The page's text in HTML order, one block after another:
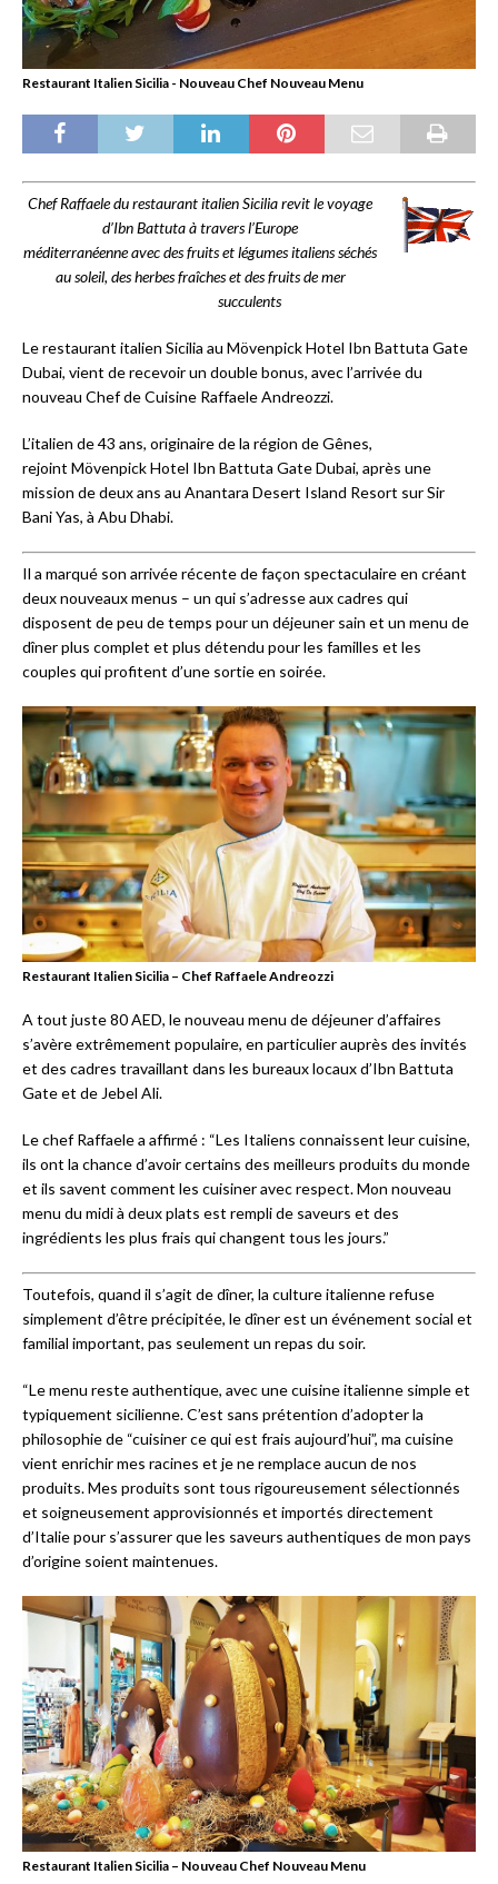
Restaurant Italien Sicilia - Nouveau Chef Nouveau Menu
Chef Raffaele du restaurant italien Sicilia revit le voyage
d’Ibn Battuta à travers l’Europe
méditerranéenne avec des fruits et légumes italiens séchés
au soleil, des herbes fraîches et des fruits de mer
succulents
Le restaurant italien Sicilia au Mövenpick Hotel Ibn Battuta Gate
Dubai, vient de recevoir un double bonus, avec l’arrivée du
nouveau Chef de Cuisine Raffaele Andreozzi.
L’italien de 43 ans, originaire de la région de Gênes,
rejoint Mövenpick Hotel Ibn Battuta Gate Dubai, après une
mission de deux ans au Anantara Desert Island Resort sur Sir
Bani Yas, à Abu Dhabi.
Il a marqué son arrivée récente de façon spectaculaire en créant
deux nouveaux menus – un qui s’adresse aux cadres qui
disposent de peu de temps pour un déjeuner sain et un menu de
dîner plus complet et plus détendu pour les familles et les
couples qui profitent d’une sortie en soirée.
Restaurant Italien Sicilia – Chef Raffaele Andreozzi
A tout juste 80 AED, le nouveau menu de déjeuner d’affaires
s’avère extrêmement populaire, en particulier auprès des invités
et des cadres travaillant dans les bureaux locaux d’Ibn Battuta
Gate et de Jebel Ali.
Le chef Raffaele a affirmé : “Les Italiens connaissent leur cuisine,
ils ont la chance d’avoir certains des meilleurs produits du monde
et ils savent comment les cuisiner avec respect. Mon nouveau
menu du midi à deux plats est rempli de saveurs et des
ingrédients les plus frais qui changent tous les jours.”
Toutefois, quand il s’agit de dîner, la culture italienne refuse
simplement d’être précipitée, le dîner est un événement social et
familial important, pas seulement un repas du soir.
“Le menu reste authentique, avec une cuisine italienne simple et
typiquement sicilienne. C’est sans prétention d’adopter la
philosophie de “cuisiner ce qui est frais aujourd’hui”, ma cuisine
vient enrichir mes racines et je ne remplace aucun de nos
produits. Mes produits sont tous rigoureusement sélectionnés
et soigneusement approvisionnés et importés directement
d’Italie pour s’assurer que les saveurs authentiques de mon pays
d’origine soient maintenues.
Restaurant Italien Sicilia – Nouveau Chef Nouveau Menu